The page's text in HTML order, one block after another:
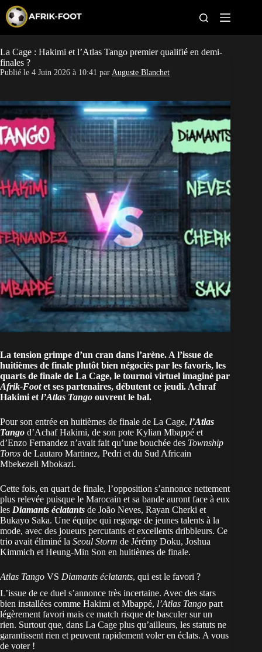
p
t
o
c
o
t
n
t
CAN féminine
Pays
Clubs
Classement
Paris sportifs
La Cage : Hakimi et l’Atlas Tango premier qualifié en demi-
finales ?
Publié le 4 Juin 2026 à 10:41 par Auguste Blanchet
La tension grimpe d’un cran dans l’arène. A l’issue de
huitièmes de finale plutôt bien négociés par les favoris, les
quarts de finale de La Cage, le tournoi virtuel imaginé par
Afrik-Footet ses partenaires, débutent ce jeudi. Achraf
Hakimi et l’Atlas Tango ouvrent le bal.
Pour son entrée en huitièmes de finale de La Cage, l’Atlas
Tango d’Achaf Hakimi, de son pote Kylian Mbappé et
d’Enzo Fernandez n’avait fait qu’une bouchée des Township
Toros de Lautaro Martinez, Pedri et du Sud Africain
Mbekezeli Mbokazi.
Cette fois, en quart de finale, l’opposition s’annonce nettement
plus relevée puisque le Marocain et sa bande auront face à eux
les Diamants éclatants de João Neves, Rayan Cherki et
Bukayo Saka. Une équipe qui regorge de jeunes talents à la
mode, avec des joueurs percutants et excellents dribbleurs. Ce
trio avait éliminé la Seoul Storm de Jérémy Doku, Joshua
Kimmich et Heung-Min Son en huitièmes de finale.
Atlas Tango VS Diamants éclatants, qui est le favori ?
L’issue de ce duel s’annonce très incertaine. Avec des stars
bien installées comme Hakimi et Mbappé, l’Atlas Tango part
légèrement favori mais ce match risque de basculer sur un
rien. Surtout que, dans La Cage plus qu’ailleurs, les statuts ne
garantissent rien et peuvent rapidement voler en éclats. A vous
de voter !